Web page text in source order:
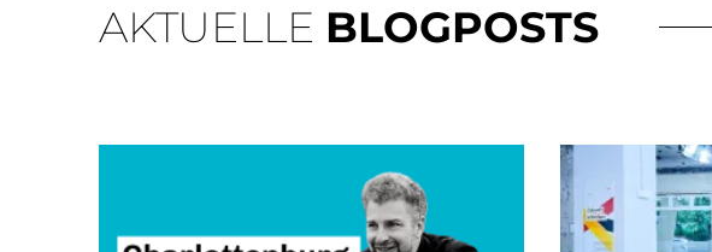
AKTUELLE BLOGPOSTS